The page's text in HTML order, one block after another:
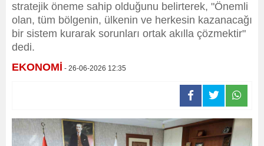
stratejik öneme sahip olduğunu belirterek, "Önemli
olan, tüm bölgenin, ülkenin ve herkesin kazanacağı
bir sistem kurarak sorunları ortak akılla çözmektir"
dedi.
EKONOMİ - 26-06-2026 12:35